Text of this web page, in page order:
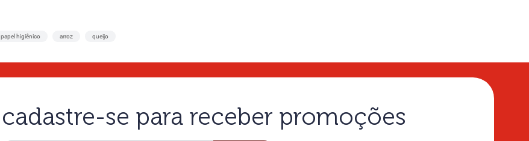
papel higiênico arroz queijo
cadastre-se para receber promoções